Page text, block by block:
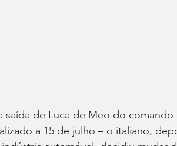
saída de Luca de Meo do
a 15 de julho – o italiano,